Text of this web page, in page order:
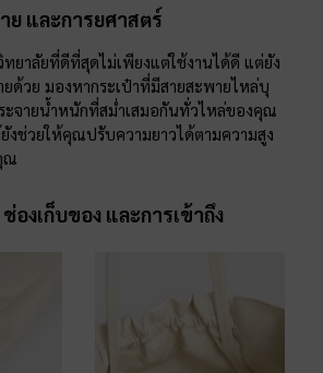
ย และการยศาสตร์
ทยาลัยที่ดีที่สุดไม่เพียงแต่ใช้งานได้ดี แต่ยัง
ด้วย มองหากระเป๋าที่มีสายสะพายไหล่บุ
ะจายน้ำหนักที่สม่ำเสมอกันทั่วไหล่ของคุณ
งช่วยให้คุณปรับความยาวได้ตามความสูง
ณ
องเก็บของ และการเข้าถึง